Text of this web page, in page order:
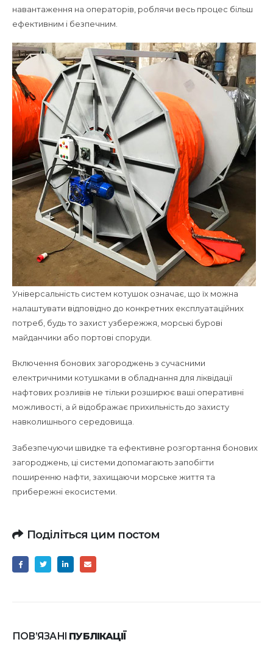
навантаження на операторів, роблячи весь процес більш
ефективним і безпечним.
Універсальність систем котушок означає, що їх можна
налаштувати відповідно до конкретних експлуатаційних
потреб, будь то захист узбережжя, морські бурові
майданчики або портові споруди.
Включення бонових загороджень з сучасними
електричними котушками в обладнання для ліквідації
нафтових розливів не тільки розширює ваші оперативні
можливості, а й відображає прихильність до захисту
навколишнього середовища.
Забезпечуючи швидке та ефективне розгортання бонових
загороджень, ці системи допомагають запобігти
поширенню нафти, захищаючи морське життя та
прибережні екосистеми.
Поділіться цим постом
ПОВ’ЯЗАНІ ПУБЛІКАЦІЇ